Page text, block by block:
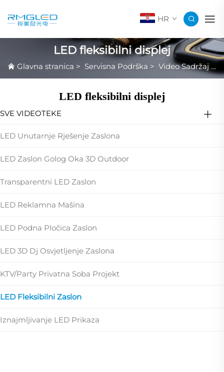
HR
LED fleksibilni displej
Glavna stranica > Servisna Podrška > Video Sadržaj Proizvoda
LED fleksibilni displej
SVE VIDEOTEKE
LED Unutarnje Rješenje Zaslona
LED Zaslon Golog Oka 3D Outdoor
Transparentni LED Zaslon
LED Reklamna Mašina
LED Podna Pločica Zaslon
LED 3D Dj Osvjetljenje Zaslona
KTV/party Privatna Soba Projekt
LED Fleksibilni Zaslon
Iznajmljivanje LED Prikaza